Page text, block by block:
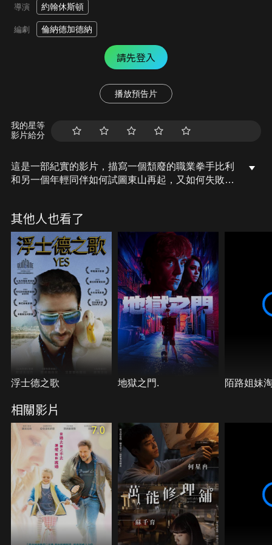
導演 約翰休斯頓
編劇 倫納德加德納
請先登入
播放預告片
我的星等
影片給分
這是一部紀實的影片，描寫一個頹廢的職業拳手比利
和另一個年輕同伴如何試圖東山再起，又如何失敗未
常生活、希望、幻想和失敗。 影片所展現的內容以及
主角令人同情的坎坷生涯，再加上由於運用了藍光和
棕色光而產生的朦朧效果，使這部影片具有強烈的感
染力和獨特的個性，而成為約翰休斯頓導演的重要作
品 之一。
其他人也看了
浮士德之歌 地獄之門. 陌路姐妹
相關影片
7.0